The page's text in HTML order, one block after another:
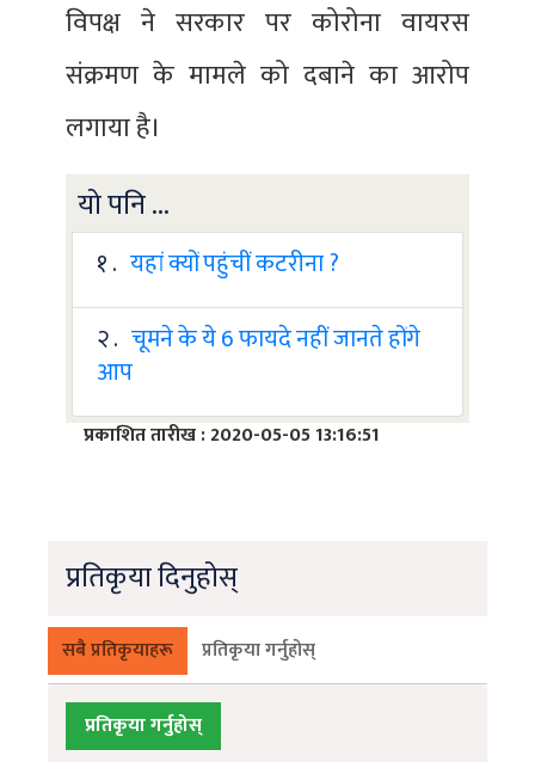
विपक्ष ने सरकार पर कोरोना वायरस
संक्रमण के मामले को दबाने का आरोप
लगाया है।
यो पनि ...
१ . यहां क्यों पहुंचीं कटरीना ?
२ . चूमने के ये 6 फायदे नहीं जानते होंगे
आप
प्रकाशित तारीख : 2020-05-05 13:16:51
प्रतिकृया दिनुहोस्
सबै प्रतिकृयाहरू प्रतिकृया गर्नुहोस्
प्रतिकृया गर्नुहोस्